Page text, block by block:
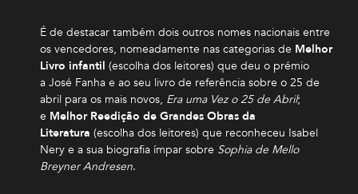
É de destacar também dois outros nomes nacionais entre
os vencedores, nomeadamente nas categorias de Melhor
Livro infantil (escolha dos leitores) que deu o prémio
a José Fanha e ao seu livro de referência sobre o 25 de
abril para os mais novos, Era uma Vez o 25 de Abril;
e Melhor Reedição de Grandes Obras da
Literatura (escolha dos leitores) que reconheceu Isabel
Nery e a sua biografia ímpar sobre Sophia de Mello
Breyner Andresen.